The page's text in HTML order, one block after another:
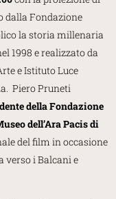
dalla Fondazione
la storia millenaria
1998 e realizzato da
e Istituto Luce
Piero Pruneti
della Fondazione
dell’Ara Pacis di
del film in occasione
verso i Balcani e